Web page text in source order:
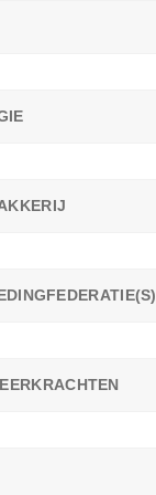
VAN VOEDINGFEDERATIE(S)